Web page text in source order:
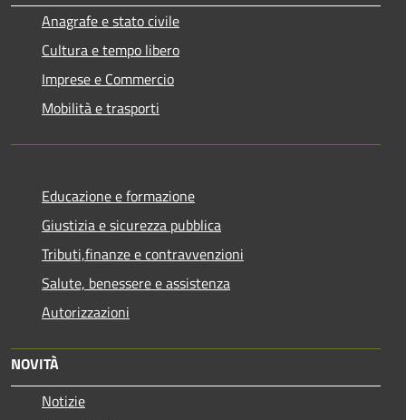
Anagrafe e stato civile
Cultura e tempo libero
Imprese e Commercio
Mobilità e trasporti
Educazione e formazione
Giustizia e sicurezza pubblica
Tributi,finanze e contravvenzioni
Salute, benessere e assistenza
Autorizzazioni
NOVITÀ
Notizie